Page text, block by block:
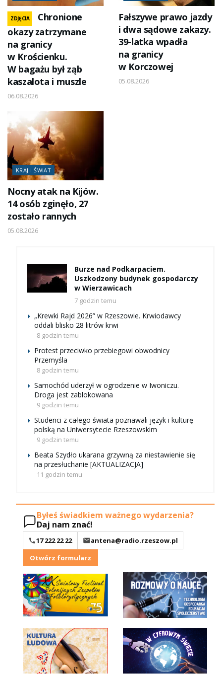
ZDJĘCIA
Chronione
okazy zatrzymane
na granicy
w Krościenku.
W bagażu był ząb
kaszalota i muszle
06.08.2026
Fałszywe prawo jazdy
i dwa sądowe zakazy.
39-latka wpadła
na granicy
w Korczowej
05.08.2026
KRAJ I ŚWIAT
Nocny atak na Kijów.
14 osób zginęło, 27
zostało rannych
05.08.2026
Burze nad Podkarpaciem.
Uszkodzony budynek gospodarczy
w Wierzawicach
7 godzin temu
„Krewki Rajd 2026” w Rzeszowie. Krwiodawcy
oddali blisko 28 litrów krwi
8 godzin temu
Protest przeciwko przebiegowi obwodnicy
Przemyśla
8 godzin temu
Samochód uderzył w ogrodzenie w Iwoniczu.
Droga jest zablokowana
9 godzin temu
Studenci z całego świata poznawali język i kulturę
polską na Uniwersytecie Rzeszowskim
9 godzin temu
Beata Szydło ukarana grzywną za niestawienie się
na przesłuchanie [AKTUALIZACJA]
11 godzin temu
Byłeś świadkiem ważnego wydarzenia?
Daj nam znać!
17 222 22 22
antena@radio.rzeszow.pl
Otwórz formularz